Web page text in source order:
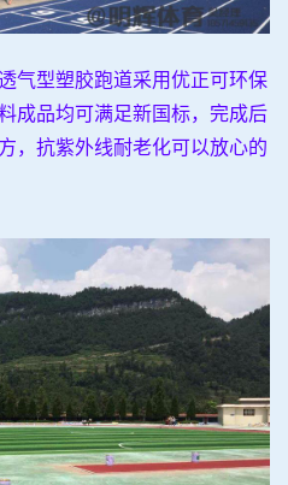
气型塑胶跑道采用优正可环保
成品均可满足新国标，完成后
，抗紫外线耐老化可以放心的